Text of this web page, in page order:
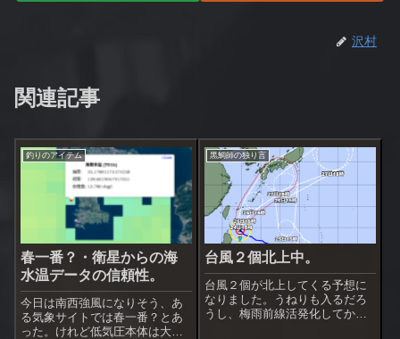
沢村
関連記事
釣りのアイテム
春一番？・衛星からの海
水温データの信頼性。
今日は南西強風になりそう、あ
る気象サイトでは春一番？とあ
った。けれど低気圧本体は大
黒鯛師の独り言
台風２個北上中。
台風２個が北上してくる予想に
なりました。うねりも入るだろ
うし、梅雨前線活発化してかな